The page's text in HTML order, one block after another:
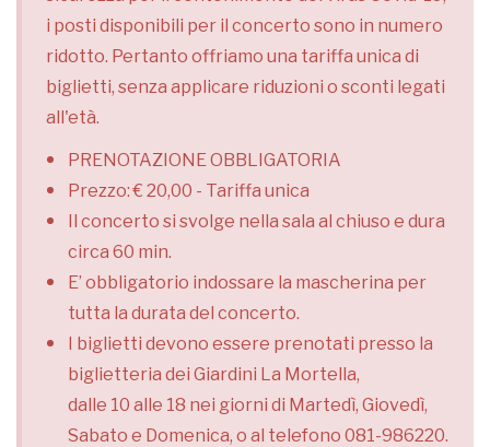
i posti disponibili per il concerto sono in numero
ridotto. Pertanto offriamo una tariffa unica di
biglietti, senza applicare riduzioni o sconti legati
all'età.
PRENOTAZIONE OBBLIGATORIA
Prezzo: € 20,00 - Tariffa unica
Il concerto si svolge nella sala al chiuso e dura
circa 60 min.
E’ obbligatorio indossare la mascherina per
tutta la durata del concerto.
I biglietti devono essere prenotati presso la
biglietteria dei Giardini La Mortella,
dalle 10 alle 18 nei giorni di Martedì, Giovedì,
Sabato e Domenica, o al telefono 081-986220.